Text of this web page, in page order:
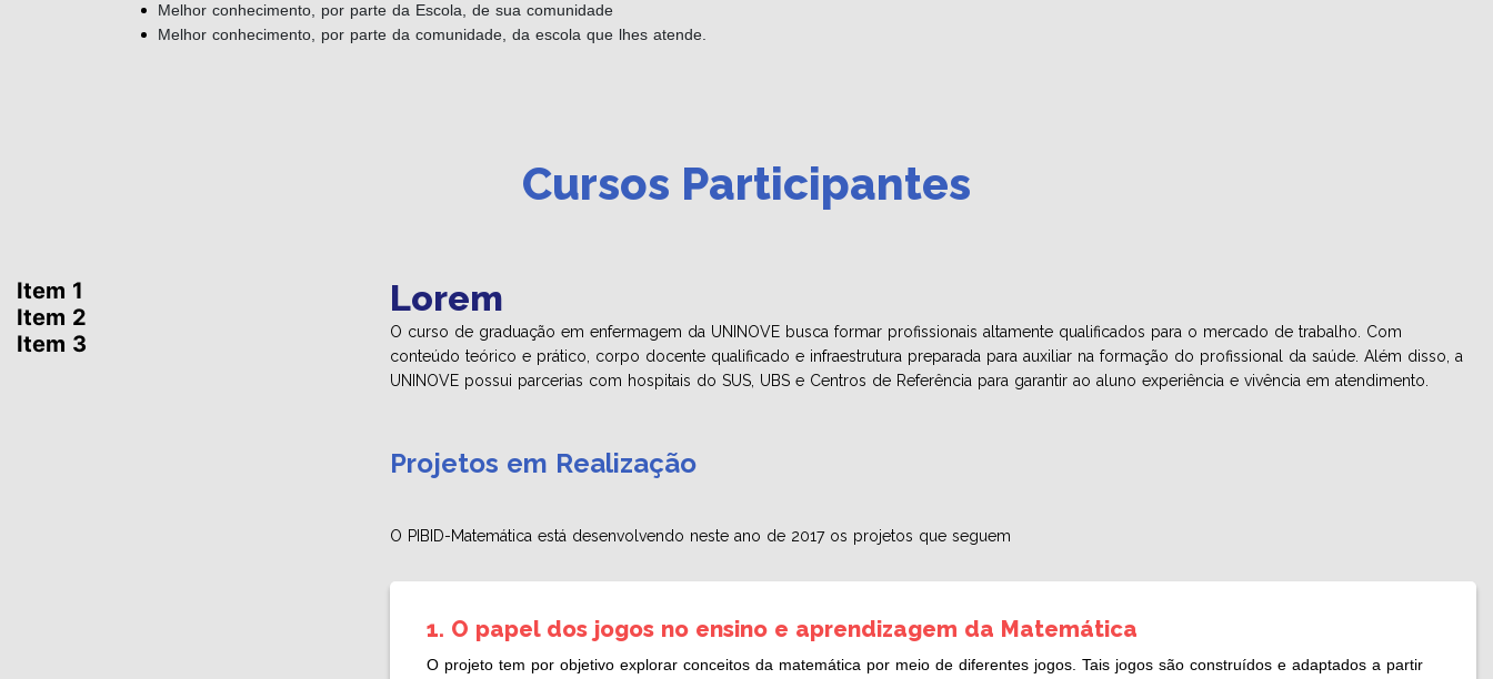
Melhor conhecimento, por parte da Escola, de sua comunidade
Melhor conhecimento, por parte da comunidade, da escola que lhes atende.
Cursos Participantes
Item 1
Item 2
Item 3
Lorem
O curso de graduação em enfermagem da UNINOVE busca formar profissionais altamente qualificados para o mercado de trabalho. Com
conteúdo teórico e prático, corpo docente qualificado e infraestrutura preparada para auxiliar na formação do profissional da saúde. Além disso, a
UNINOVE possui parcerias com hospitais do SUS, UBS e Centros de Referência para garantir ao aluno experiência e vivência em atendimento.
Projetos em Realização
O PIBID-Matemática está desenvolvendo neste ano de 2017 os projetos que seguem
1. O papel dos jogos no ensino e aprendizagem da Matemática
O projeto tem por objetivo explorar conceitos da matemática por meio de diferentes jogos. Tais jogos são construídos e adaptados a partir